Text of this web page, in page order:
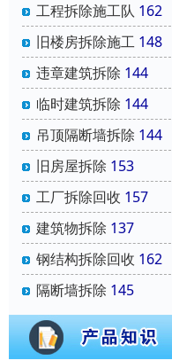
工程拆除施工队 162
旧楼房拆除施工 148
违章建筑拆除 144
临时建筑拆除 144
吊顶隔断墙拆除 144
旧房屋拆除 153
工厂拆除回收 157
建筑物拆除 137
钢结构拆除回收 162
隔断墙拆除 145